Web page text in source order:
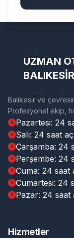
UZMAN
BALIKESİR
Balıkesir ve
Profesyonel ekip,
Pazartesi: 24
Salı: 24 saat
Çarşamba: 24
Perşembe: 24
Cuma: 24 saat
Cumartesi: 24
Pazar: 24 saat
Hizmetler